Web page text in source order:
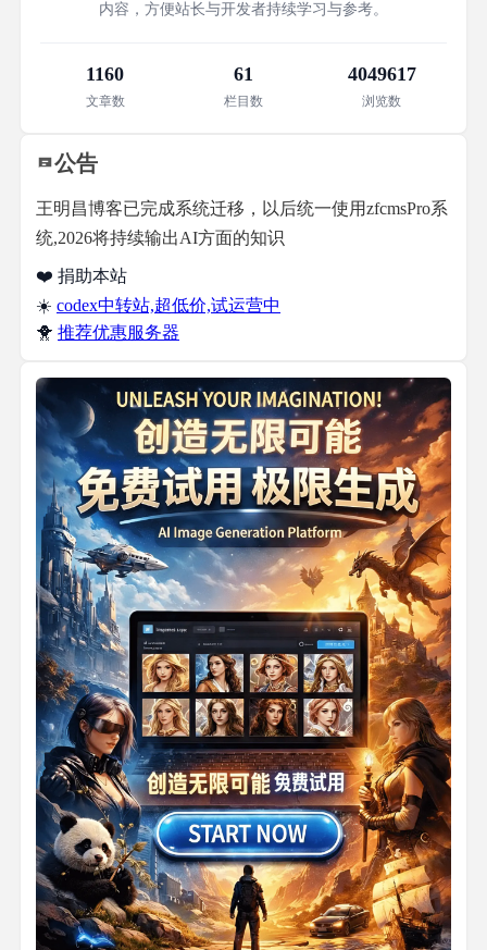
内容，方便站长与开发者持续学习与参考。
1160
文章数
61
栏目数
4049617
浏览数
公告
王明昌博客已完成系统迁移，以后统一使用zfcmsPro系
统,2026将持续输出AI方面的知识
❤️ 捐助本站
☀️ codex中转站,超低价,试运营中
🐥 推荐优惠服务器